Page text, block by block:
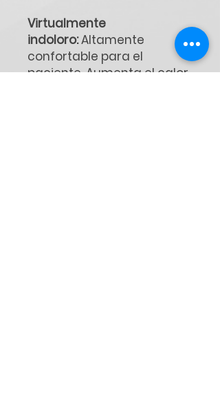
Virtualmente
indoloro:Altamente
confortable para el
paciente. Aumenta el calor